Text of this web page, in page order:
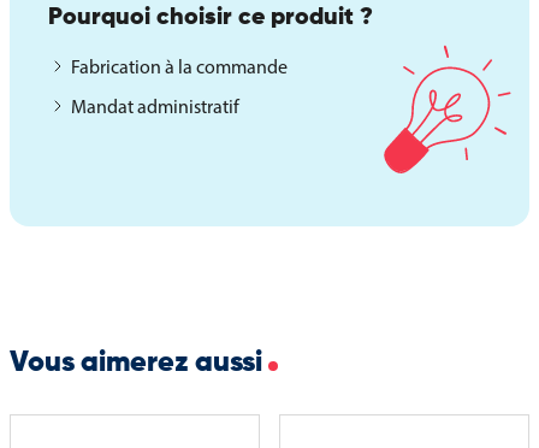
Pourquoi choisir ce produit ?
Fabrication à la commande
Mandat administratif
Vous aimerez aussi